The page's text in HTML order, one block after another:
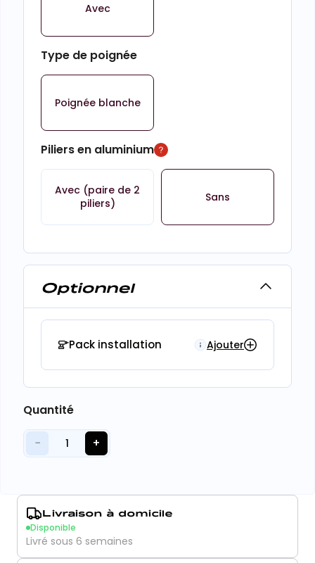
Avec
Type de poignée
Poignée blanche
Piliers en aluminium
Avec (paire de 2
piliers)
Sans
Optionnel
Pack installation Ajouter
Quantité
− 1 +
Livraison à domicile
Disponible
Livré sous 6 semaines